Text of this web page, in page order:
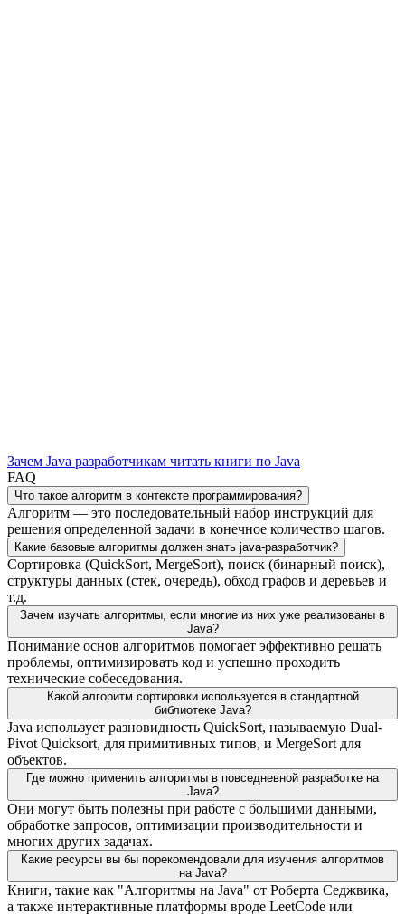
Зачем Java разработчикам читать книги по Java
FAQ
Что такое алгоритм в контексте программирования?
Алгоритм — это последовательный набор инструкций для
решения определенной задачи в конечное количество шагов.
Какие базовые алгоритмы должен знать java-разработчик?
Сортировка (QuickSort, MergeSort), поиск (бинарный поиск),
структуры данных (стек, очередь), обход графов и деревьев и
т.д.
Зачем изучать алгоритмы, если многие из них уже реализованы в
Java?
Понимание основ алгоритмов помогает эффективно решать
проблемы, оптимизировать код и успешно проходить
технические собеседования.
Какой алгоритм сортировки используется в стандартной
библиотеке Java?
Java использует разновидность QuickSort, называемую Dual-
Pivot Quicksort, для примитивных типов, и MergeSort для
объектов.
Где можно применить алгоритмы в повседневной разработке на
Java?
Они могут быть полезны при работе с большими данными,
обработке запросов, оптимизации производительности и
многих других задачах.
Какие ресурсы вы бы порекомендовали для изучения алгоритмов
на Java?
Книги, такие как "Алгоритмы на Java" от Роберта Седжвика,
а также интерактивные платформы вроде LeetCode или